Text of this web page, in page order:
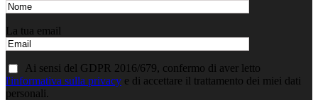
La tua email
Ai sensi del GDPR 2016/679, confermo di aver letto
l'informativa sulla privacy e di accettare il trattamento dei miei dati
personali.